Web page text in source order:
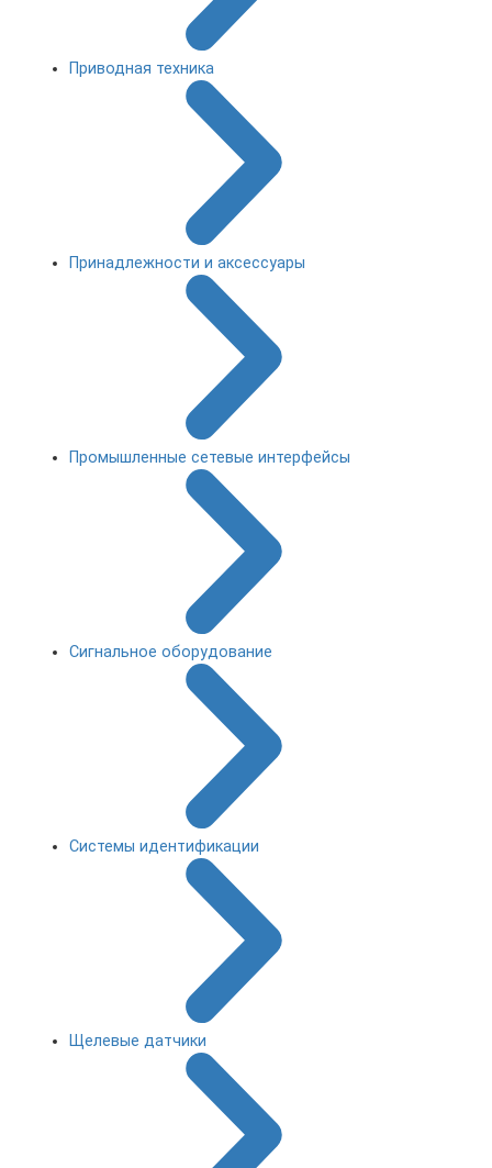
Приводная техника
Принадлежности и аксессуары
Промышленные сетевые интерфейсы
Сигнальное оборудование
Системы идентификации
Щелевые датчики